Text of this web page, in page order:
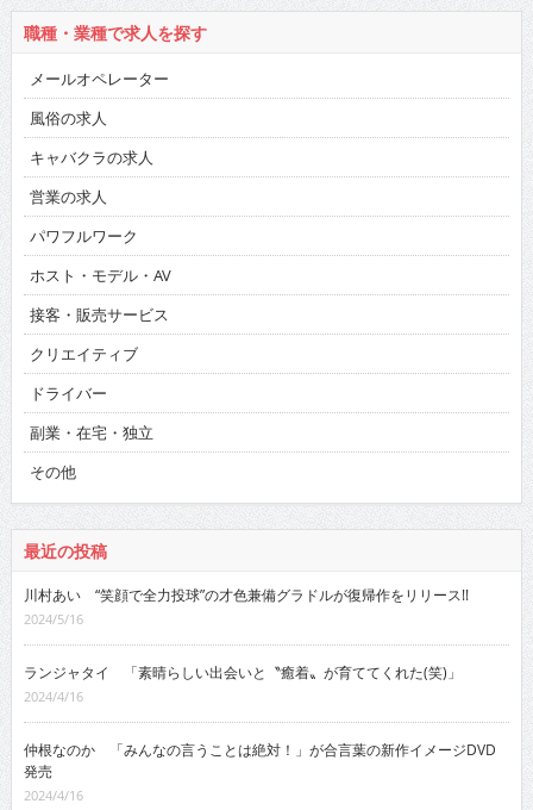
職種・業種で求人を探す
メールオペレーター
風俗の求人
キャバクラの求人
営業の求人
パワフルワーク
ホスト・モデル・AV
接客・販売サービス
クリエイティブ
ドライバー
副業・在宅・独立
その他
最近の投稿
川村あい “笑顔で全力投球”の才色兼備グラドルが復帰作をリリース!!
2024/5/16
ランジャタイ 「素晴らしい出会いと〝癒着〟が育ててくれた(笑)」
2024/4/16
仲根なのか 「みんなの言うことは絶対！」が合言葉の新作イメージDVD
発売
2024/4/16